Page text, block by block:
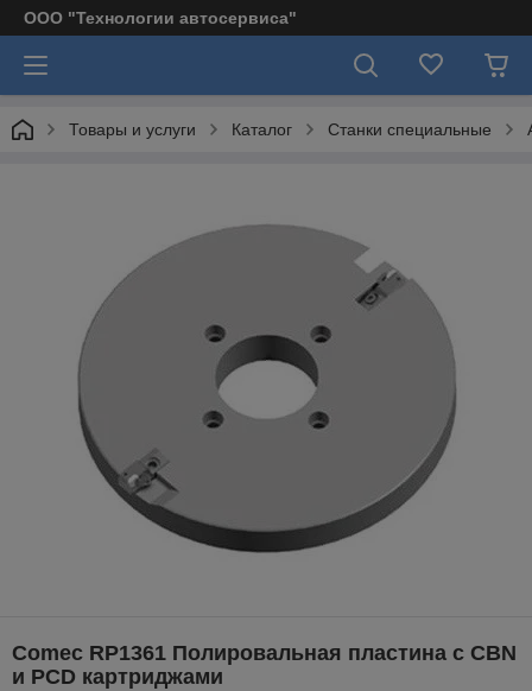
ООО "Технологии автосервиса"
Товары и услуги Каталог Станки специальные
Comec RP1361 Полировальная пластина с CBN
и PCD картриджами